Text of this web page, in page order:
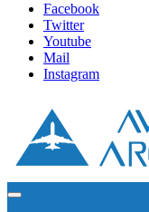
Facebook
Twitter
Youtube
Mail
Instagram